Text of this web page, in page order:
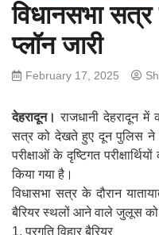
विधानसभा सत्र
प्लॉन जारी
February 17, 2025
देहरादून। राजधानी देहरादून
सत्र को देखते हुए दून पुलिस ने
परीक्षाओं के दृष्टिगत
किया गया है।
विधासभा सत्र के दौरान
बैरियर स्थलों आने वाले जुलूस को
1. प्रगति विहार बैरियर